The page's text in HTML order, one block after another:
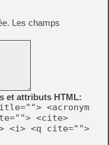
Les champs
et attributs HTML:
<acronym
<cite>
<i> <q cite="">